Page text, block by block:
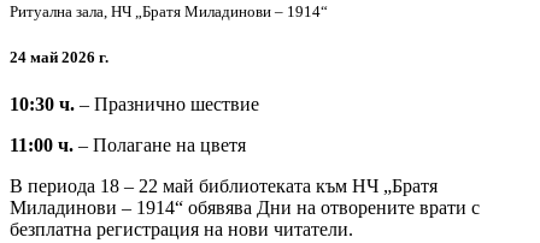
Ритуална зала, НЧ „Братя Миладинови – 1914“
24 май 2026 г.
10:30 ч. – Празнично шествие
11:00 ч. – Полагане на цветя
В периода 18 – 22 май библиотеката към НЧ „Братя
Миладинови – 1914“ обявява Дни на отворените врати с
безплатна регистрация на нови читатели.